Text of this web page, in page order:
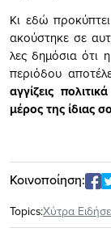
Κι εδώ
ακούστηκε σε
λες δημόσια ότι
περιόδου
αγγίζεις
μέρος της ίδιας
Κοινοποίηση:
Topics:Xύτρα